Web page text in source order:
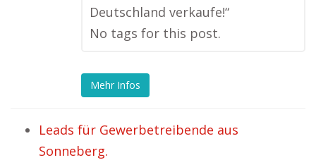
Deutschland verkaufe!“
No tags for this post.
Mehr Infos
Leads für Gewerbetreibende aus
Sonneberg.